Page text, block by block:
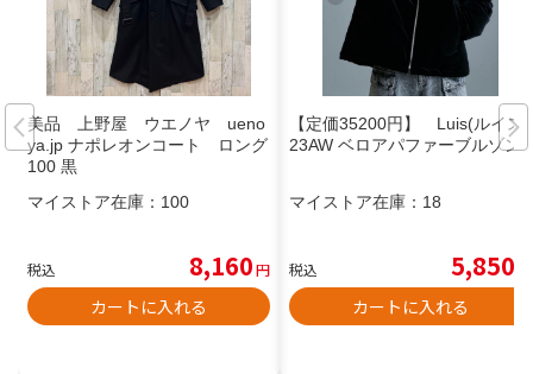
美品 上野屋 ウエノヤ ueno
ya.jp ナポレオンコート ロング
100 黒
マイストア在庫： 100
税込 8,160円
カートに入れる
【定価35200円】 Luis(ルイス)
23AW ベロアパファーブルゾン
マイストア在庫： 18
税込 5,850
カートに入れる